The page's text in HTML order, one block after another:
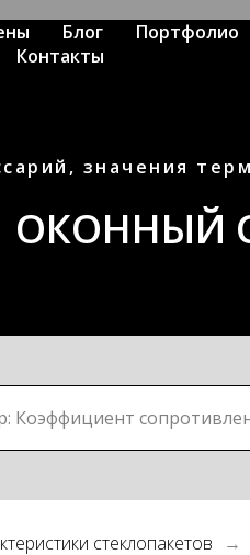
Блог
Портфолио
Контакты
значения
ОКОННЫЙ
стеклопакетов →